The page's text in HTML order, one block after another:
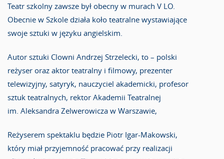
Teatr szkolny zawsze był obecny w murach V LO.
Obecnie w Szkole działa koło teatralne wystawiające
swoje sztuki w języku angielskim.
Autor sztuki Clowni Andrzej Strzelecki, to – polski
reżyser oraz aktor teatralny i filmowy, prezenter
telewizyjny, satyryk, nauczyciel akademicki, profesor
sztuk teatralnych, rektor Akademii Teatralnej
im. Aleksandra Zelwerowicza w Warszawie,
Reżyserem spektaklu będzie Piotr Igar-Makowski,
który miał przyjemność pracować przy realizacji